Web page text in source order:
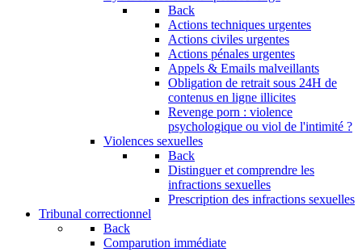
Back
Actions techniques urgentes
Actions civiles urgentes
Actions pénales urgentes
Appels & Emails malveillants
Obligation de retrait sous 24H de
contenus en ligne illicites
Revenge porn : violence
psychologique ou viol de l'intimité ?
Violences sexuelles
Back
Distinguer et comprendre les
infractions sexuelles
Prescription des infractions sexuelles
Tribunal correctionnel
Back
Comparution immédiate